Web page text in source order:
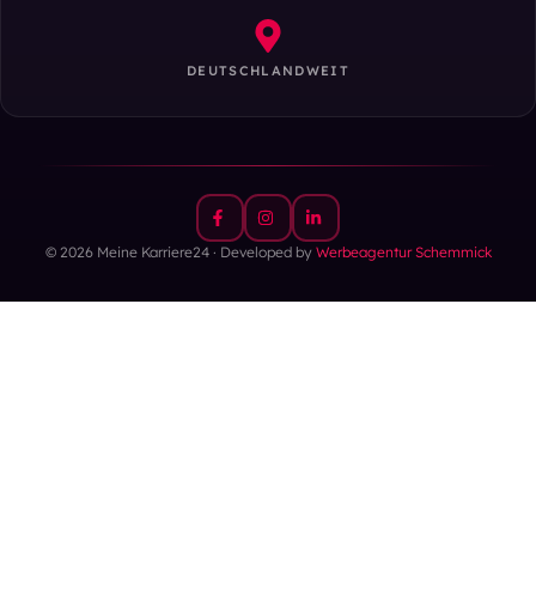
DEUTSCHLANDWEIT
© 2026 Meine Karriere24 · Developed by Werbeagentur Schemmick